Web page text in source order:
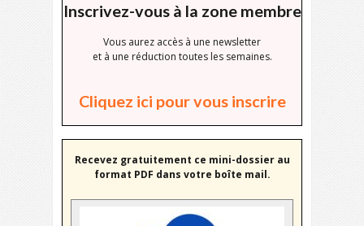
Inscrivez-vous à la zone membre
Vous aurez accès à une newsletter
et à une réduction toutes les semaines.
Cliquez ici pour vous inscrire
Recevez gratuitement ce mini-dossier au
format PDF dans votre boîte mail.